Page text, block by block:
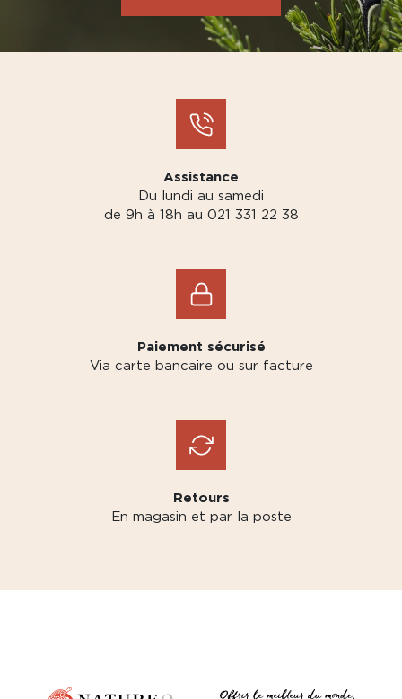
Assistance
Du lundi au samedi
de 9h à 18h au 021 331 22 38
Paiement sécurisé
Via carte bancaire ou sur facture
Retours
En magasin et par la poste